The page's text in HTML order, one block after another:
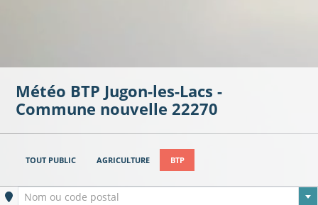
Météo BTP Jugon-les-Lacs -
Commune nouvelle 22270
TOUT PUBLIC AGRICULTURE BTP
Ville sélectionnée
Nom ou code postal